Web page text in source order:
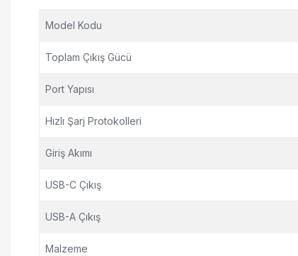
Model Kodu
Toplam Çıkış Gücü
Port Yapısı
Hızlı Şarj Protokolleri
Giriş Akımı
USB-C Çıkış
USB-A Çıkış
Malzeme